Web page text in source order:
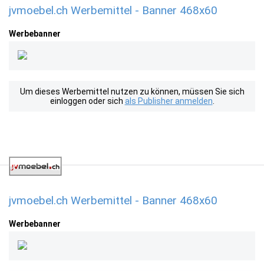
jvmoebel.ch Werbemittel - Banner 468x60
Werbebanner
Um dieses Werbemittel nutzen zu können, müssen Sie sich
einloggen oder sich als Publisher anmelden
jvmoebel.ch Werbemittel - Banner 468x60
Werbebanner